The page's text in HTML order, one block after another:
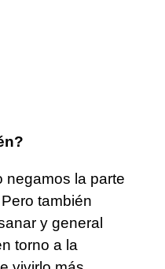
negamos la parte
también
y general
torno a la